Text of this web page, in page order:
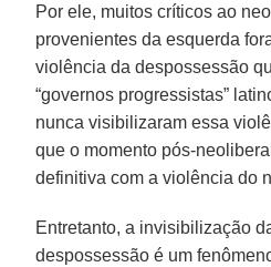
Por ele, muitos críticos ao
provenientes da esquerda
violência da despossessão
“governos progressistas”
nunca visibilizaram essa
que o momento pós-
definitiva com a violência do
Entretanto, a invisibilização
despossessão é um